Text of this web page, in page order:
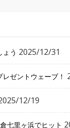
ょう 2025/12/31
ゼントウェーブ！
12/19
七里ヶ浜でヒット